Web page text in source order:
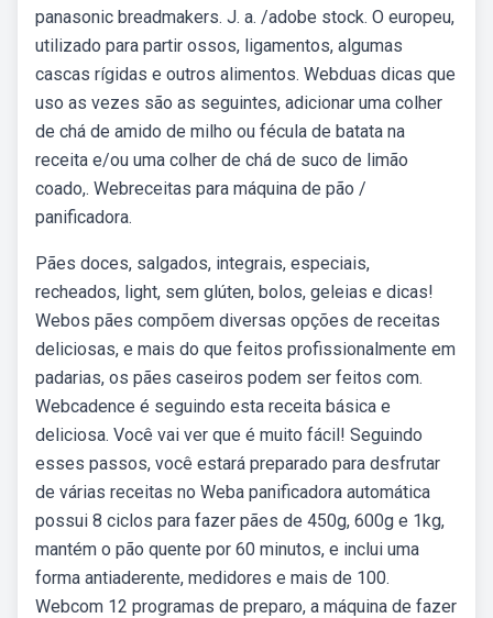
panasonic breadmakers. J. a. /adobe stock. O europeu,
utilizado para partir ossos, ligamentos, algumas
cascas rígidas e outros alimentos. Webduas dicas que
uso as vezes são as seguintes, adicionar uma colher
de chá de amido de milho ou fécula de batata na
receita e/ou uma colher de chá de suco de limão
coado,. Webreceitas para máquina de pão /
panificadora.
Pães doces, salgados, integrais, especiais,
recheados, light, sem glúten, bolos, geleias e dicas!
Webos pães compõem diversas opções de receitas
deliciosas, e mais do que feitos profissionalmente em
padarias, os pães caseiros podem ser feitos com.
Webcadence é seguindo esta receita básica e
deliciosa. Você vai ver que é muito fácil! Seguindo
esses passos, você estará preparado para desfrutar
de várias receitas no Weba panificadora automática
possui 8 ciclos para fazer pães de 450g, 600g e 1kg,
mantém o pão quente por 60 minutos, e inclui uma
forma antiaderente, medidores e mais de 100.
Webcom 12 programas de preparo, a máquina de fazer